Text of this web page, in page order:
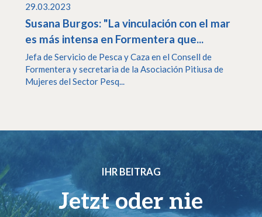
29.03.2023
Susana Burgos: "La vinculación con el mar
es más intensa en Formentera que...
Jefa de Servicio de Pesca y Caza en el Consell de
Formentera y secretaria de la Asociación Pitiusa de
Mujeres del Sector Pesq...
IHR BEITRAG
Jetzt oder nie